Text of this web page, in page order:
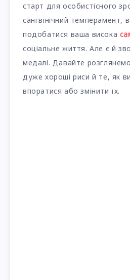
старт для особистісного
сангвінічний темперамент,
подобатися ваша висока
соціальне життя. Але є й
медалі. Давайте
дуже хороші риси й те, як
впоратися або змінити їх.